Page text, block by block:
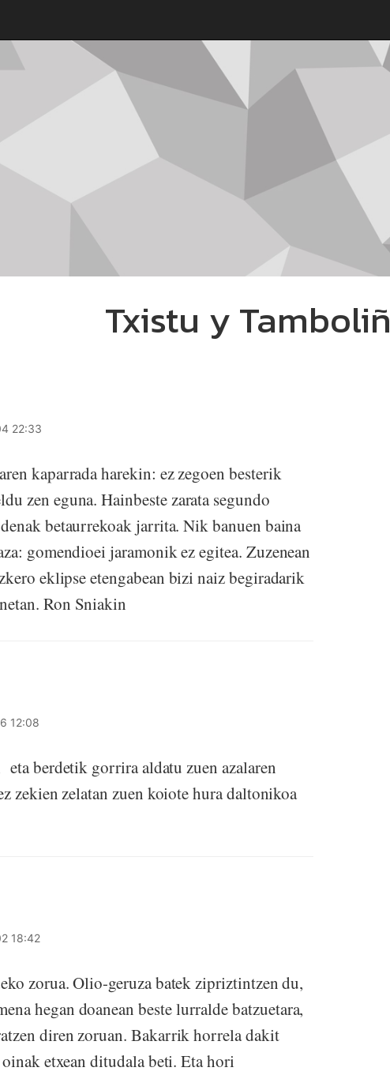
Txistu y Tamboliñ
22:33
kaparrada harekin: ez zegoen besterik
zen eguna. Hainbeste zarata segundo
betaurrekoak jarrita. Nik banuen baina
gomendioei jaramonik ez egitea. Zuzenean
eklipse etengabean bizi naiz begiradarik
Ron Sniakin
12:08
berdetik gorrira aldatu zuen azalaren
zekien zelatan zuen koiote hura daltonikoa
18:42
zorua. Olio-geruza batek zipriztintzen du,
hegan doanean beste lurralde batzuetara,
diren zoruan. Bakarrik horrela dakit
etxean ditudala beti. Eta hori